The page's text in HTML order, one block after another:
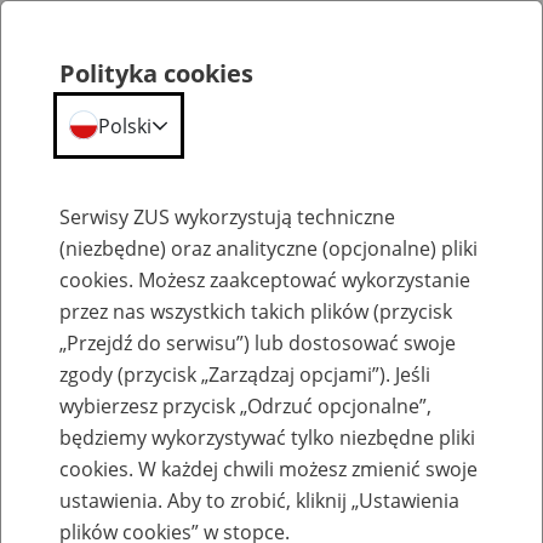
Emerytury
Baza zlikwidowanych lub
przekształconych zakładów pracy
Polityka cookies
Polski
Serwisy ZUS wykorzystują techniczne
(niezbędne) oraz analityczne (opcjonalne) pliki
cookies. Możesz zaakceptować wykorzystanie
przez nas wszystkich takich plików (przycisk
„Przejdź do serwisu”) lub dostosować swoje
zgody (przycisk „Zarządzaj opcjami”). Jeśli
wybierzesz przycisk „Odrzuć opcjonalne”,
będziemy wykorzystywać tylko niezbędne pliki
cookies. W każdej chwili możesz zmienić swoje
ustawienia. Aby to zrobić, kliknij „Ustawienia
plików cookies” w stopce.